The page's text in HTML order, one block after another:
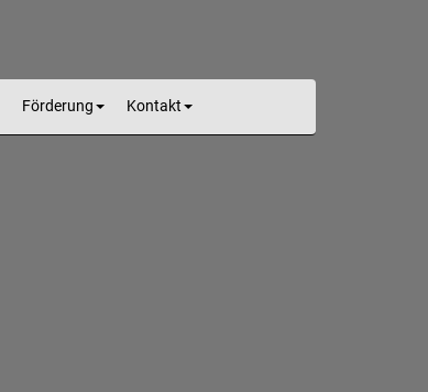
Förderung Kontakt